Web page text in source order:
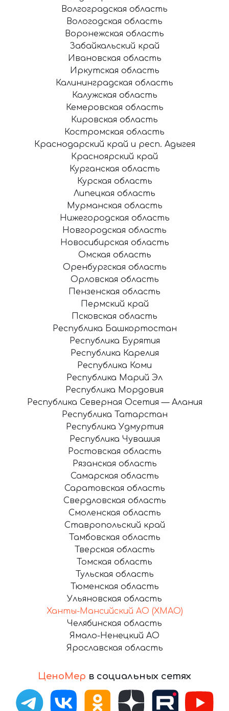
ЦеноМер в социальных сетях
Волгоградская область
Вологодская область
Воронежская область
Забайкальский край
Ивановская область
Иркутская область
Калининградская область
Калужская область
Кемеровская область
Кировская область
Костромская область
Краснодарский край и респ. Адыгея
Красноярский край
Курганская область
Курская область
Липецкая область
Мурманская область
Нижегородская область
Новгородская область
Новосибирская область
Омская область
Оренбургская область
Орловская область
Пензенская область
Пермский край
Псковская область
Республика Башкортостан
Республика Бурятия
Республика Карелия
Республика Коми
Республика Марий Эл
Республика Мордовия
Республика Северная Осетия — Алания
Республика Татарстан
Республика Удмуртия
Республика Чувашия
Ростовская область
Рязанская область
Самарская область
Саратовская область
Свердловская область
Смоленская область
Ставропольский край
Тамбовская область
Тверская область
Томская область
Тульская область
Тюменская область
Ульяновская область
Ханты-Мансийский АО (ХМАО)
Челябинская область
Ямало-Ненецкий АО
Ярославская область